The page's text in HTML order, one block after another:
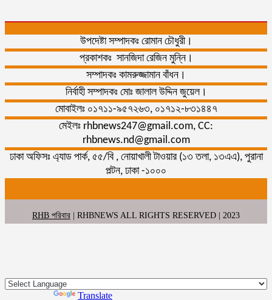
উপদেষ্টা সম্পাদকঃ রোমান চৌধুরী।
প্রকাশকঃ সানজিদা রেজিন মুন্নি।
সম্পাদকঃ কামরুজ্জামান বাঁধন।
নির্বাহী সম্পাদকঃ মোঃ জালাল উদ্দিন জুয়েল।
মোবাইলঃ ০১৭১১-৯৫৭২৬৩, ০১৭১২-৮৩১৪৪৭
মেইলঃ rhbnews247@gmail.com, CC:
rhbnews.nd@gmail.com
ঢাকা অফিসঃ এ্যাড পার্ক, ৫৫/বি , নোয়াখালী টাওয়ার (১৩ তলা, ১৩এএ), পুরানা
পল্টন, ঢাকা -১০০০
RHB পরিবার | RHBNEWS ALL RIGHTS RESERVED | 2023
Translate